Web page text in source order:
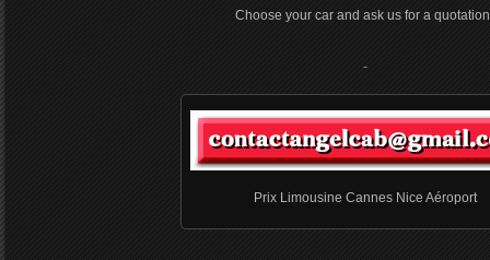
Choose your car and ask us for a
Prix Limousine Cannes Nice Aéroport